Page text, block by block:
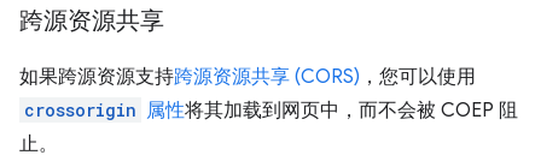
跨源资源共享
如果跨源资源支持跨源资源共享 (CORS) ，您可以使用
crossorigin 属性将其加载到网页中，而不会被 COEP 阻
止。